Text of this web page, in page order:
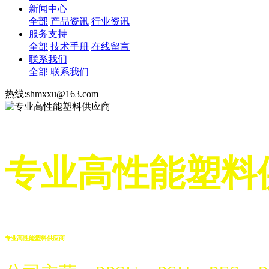
新闻中心
全部 产品资讯 行业资讯
服务支持
全部 技术手册 在线留言
联系我们
全部 联系我们
热线:shmxxu@163.com
专业高性能塑料
专业高性能塑料供应商